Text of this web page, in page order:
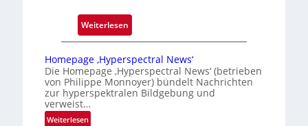
Weiterlesen
Z
v
e
r
Homepage ‚Hyperspectral News‘
Die Homepage ‚Hyperspectral News‘ (betrieben
von Philippe Monnoyer) bündelt Nachrichten
zur hyperspektralen Bildgebung und
verweist…
Weiterlesen: